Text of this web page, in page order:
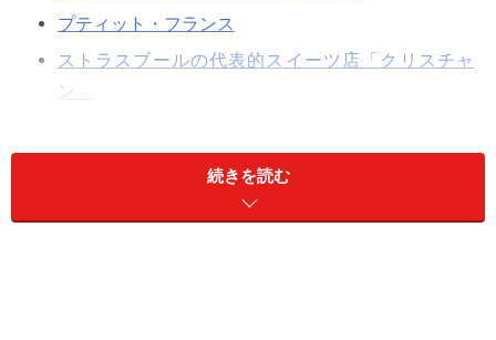
プティット・フランス
ストラスブールの代表的スイーツ店「クリスチャ
ン」
カテドラルから徒歩30秒のホテル「カーディナル・
続きを読む